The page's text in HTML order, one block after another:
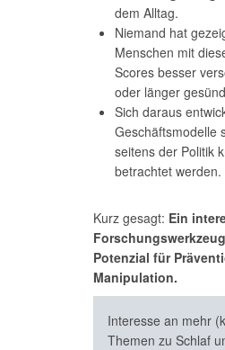
dem Alltag.
Niemand hat
Menschen mit
Scores besser
oder länger
Sich daraus
Geschäftsmodelle
seitens der Politik
betrachtet werden.
Kurz gesagt: Ein
Potenzial für
Manipulation.
Interesse an mehr
Themen zu Schlaf